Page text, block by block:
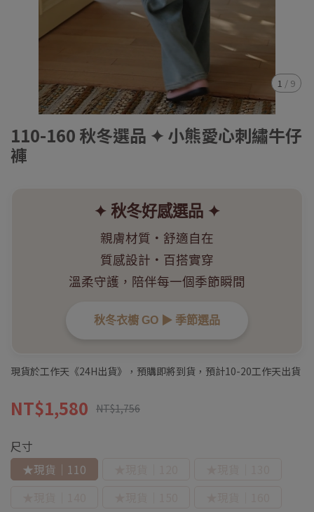
1 / 9
110-160 秋冬選品 ✦ 小熊愛心刺繡牛仔
褲
✦ 秋冬好感選品 ✦
親膚材質・舒適自在
質感設計・百搭實穿
溫柔守護，陪伴每一個季節瞬間
秋冬衣櫥 GO ▶︎ 季節選品
現貨於工作天《24H出貨》，預購即將到貨，預計10-20工作天出貨
NT$1,580 NT$1,756
尺寸
★現貨｜110